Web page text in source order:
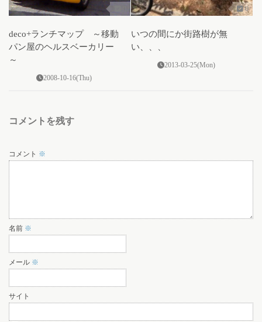
deco+ランチマップ ～移動
パン屋のヘルスベーカリー
～
2008-10-16(Thu)
0
いつの間にか街路樹が無
い、、、
2013-03-25(Mon)
コメントを残す
コメント ※
名前 ※
メール ※
サイト